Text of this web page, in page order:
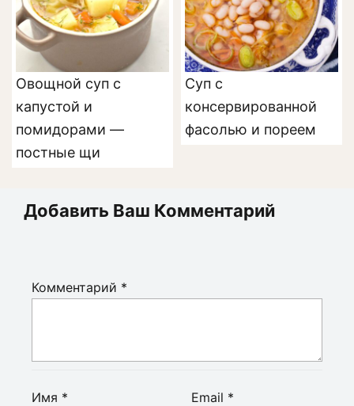
Овощной суп с
капустой и
помидорами —
постные щи
Суп с
консервированной
фасолью и пореем
Добавить Ваш Комментарий
Комментарий *
Имя * Email *